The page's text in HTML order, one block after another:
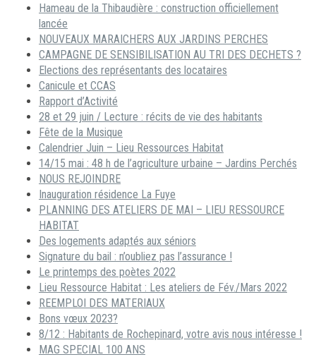
Hameau de la Thibaudière : construction officiellement
lancée
NOUVEAUX MARAICHERS AUX JARDINS PERCHES
CAMPAGNE DE SENSIBILISATION AU TRI DES DECHETS ?
Elections des représentants des locataires
Canicule et CCAS
Rapport d’Activité
28 et 29 juin / Lecture : récits de vie des habitants
Fête de la Musique
Calendrier Juin – Lieu Ressources Habitat
14/15 mai : 48 h de l’agriculture urbaine – Jardins Perchés
NOUS REJOINDRE
Inauguration résidence La Fuye
PLANNING DES ATELIERS DE MAI – LIEU RESSOURCE
HABITAT
Des logements adaptés aux séniors
Signature du bail : n’oubliez pas l’assurance !
Le printemps des poètes 2022
Lieu Ressource Habitat : Les ateliers de Fév./Mars 2022
REEMPLOI DES MATERIAUX
Bons vœux 2023?
8/12 : Habitants de Rochepinard, votre avis nous intéresse !
MAG SPECIAL 100 ANS